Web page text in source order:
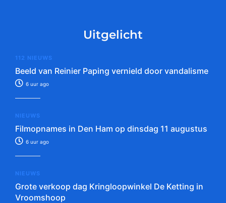
Uitgelicht
112 NIEUWS
Beeld van Reinier Paping vernield door vandalisme
6 uur ago
NIEUWS
Filmopnames in Den Ham op dinsdag 11 augustus
6 uur ago
NIEUWS
Grote verkoop dag Kringloopwinkel De Ketting in
Vroomshoop